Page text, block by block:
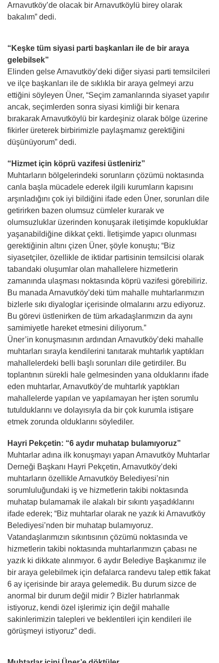
Arnavutköy’de olacak bir Arnavutköylü birey olarak
bakalım” dedi.
“Keşke tüm siyasi parti başkanları ile de bir araya
gelebilsek”
Elinden gelse Arnavutköy’deki diğer siyasi parti temsilcileri
ve ilçe başkanları ile de sıklıkla bir araya gelmeyi arzu
ettiğini söyleyen Üner, “Seçim zamanlarında siyaset yapılır
ancak, seçimlerden sonra siyasi kimliği bir kenara
bırakarak Arnavutköylü bir kardeşiniz olarak bölge üzerine
fikirler üreterek birbirimizle paylaşmamız gerektiğini
düşünüyorum” dedi.
“Hizmet için köprü vazifesi üstleniriz”
Muhtarların bölgelerindeki sorunların çözümü noktasında
canla başla mücadele ederek ilgili kurumların kapısını
arşınladığını çok iyi bildiğini ifade eden Üner, sorunları dile
getirirken bazen olumsuz cümleler kurarak ve
olumsuzluklar üzerinden konuşarak iletişimde kopukluklar
yaşanabildiğine dikkat çekti. İletişimde yapıcı olunması
gerektiğinin altını çizen Üner, şöyle konuştu; “Biz
siyasetçiler, özellikle de iktidar partisinin temsilcisi olarak
tabandaki oluşumlar olan mahallelere hizmetlerin
zamanında ulaşması noktasında köprü vazifesi görebiliriz.
Bu manada Arnavutköy’deki tüm mahalle muhtarlarımızın
bizlerle sıkı diyaloglar içerisinde olmalarını arzu ediyoruz.
Bu görevi üstlenirken de tüm arkadaşlarımızın da aynı
samimiyetle hareket etmesini diliyorum.”
Üner’in konuşmasının ardından Arnavutköy’deki mahalle
muhtarları sırayla kendilerini tanıtarak muhtarlık yaptıkları
mahallelerdeki belli başlı sorunları dile getirdiler. Bu
toplantının sürekli hale gelmesinden yana olduklarını ifade
eden muhtarlar, Arnavutköy’de muhtarlık yaptıkları
mahallelerde yapılan ve yapılamayan her işten sorumlu
tutulduklarını ve dolayısıyla da bir çok kurumla istişare
etmek zorunda olduklarını söylediler.
Hayri Pekçetin: “6 aydır muhatap bulamıyoruz”
Muhtarlar adına ilk konuşmayı yapan Arnavutköy Muhtarlar
Derneği Başkanı Hayri Pekçetin, Arnavutköy’deki
muhtarların özellikle Arnavutköy Belediyesi’nin
sorumluluğundaki iş ve hizmetlerin takibi noktasında
muhatap bulamamak ile alakalı bir sıkıntı yaşadıklarını
ifade ederek; “Biz muhtarlar olarak ne yazık ki Arnavutköy
Belediyesi’nden bir muhatap bulamıyoruz.
Vatandaşlarımızın sıkıntısının çözümü noktasında ve
hizmetlerin takibi noktasında muhtarlarımızın çabası ne
yazık ki dikkate alınmıyor. 6 aydır Belediye Başkanımız ile
bir araya gelebilmek için defalarca randevu talep ettik fakat
6 ay içerisinde bir araya gelemedik. Bu durum sizce de
anormal bir durum değil midir ? Bizler hatırlanmak
istiyoruz, kendi özel işlerimiz için değil mahalle
sakinlerimizin talepleri ve beklentileri için kendileri ile
görüşmeyi istiyoruz” dedi.